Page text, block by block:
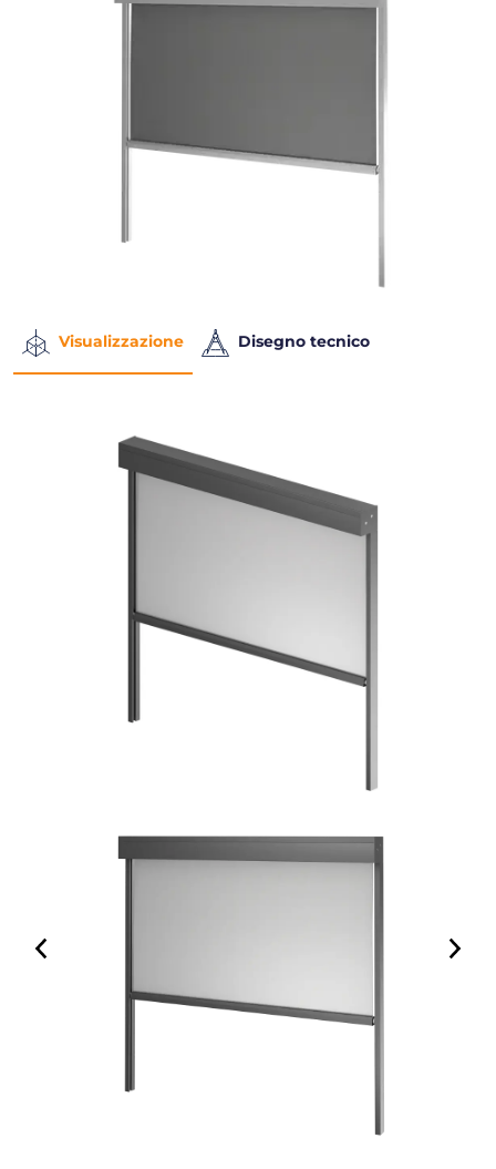
Visualizzazione Disegno tecnico